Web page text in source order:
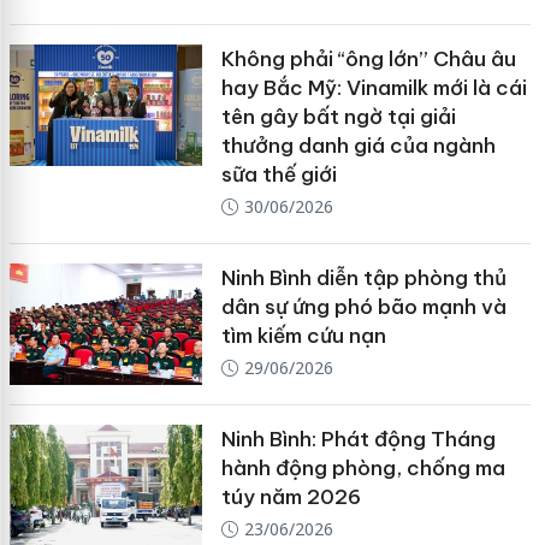
Không phải “ông lớn” Châu âu
hay Bắc Mỹ: Vinamilk mới là cái
tên gây bất ngờ tại giải
thưởng danh giá của ngành
sữa thế giới
30/06/2026
Ninh Bình diễn tập phòng thủ
dân sự ứng phó bão mạnh và
tìm kiếm cứu nạn
29/06/2026
Ninh Bình: Phát động Tháng
hành động phòng, chống ma
túy năm 2026
23/06/2026